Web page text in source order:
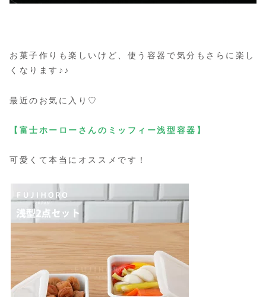
お菓子作りも楽しいけど、使う容器で気分もさらに楽し
くなります♪♪
最近のお気に入り♡
【富士ホーローさんのミッフィー浅型容器】
可愛くて本当にオススメです！